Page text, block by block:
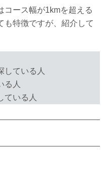
コース幅が1kmを超える
も特徴ですが、紹介して
している人
る人
ている人